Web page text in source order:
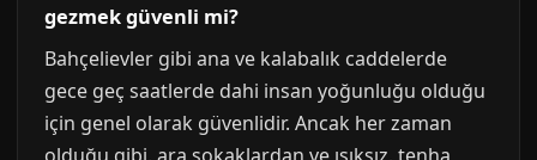
gezmek güvenli mi?
Bahçelievler gibi ana ve kalabalık caddelerde
gece geç saatlerde dahi insan yoğunluğu olduğu
için genel olarak güvenlidir. Ancak her zaman